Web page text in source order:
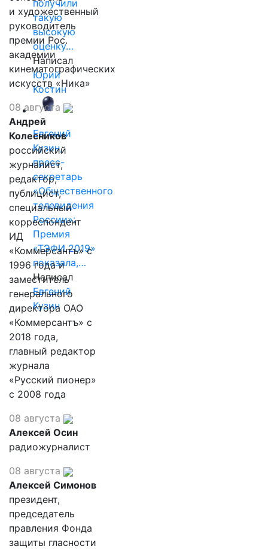
получили
такую
высокую
оценку…
Написал
Юрий
Костин
Евгений
Кузин,
пресс-
секретарь
«Общественного
телевидения
России»:
Премия
«ТЭФИ 2019»
показала,…
Написал
Евгений
Кузин
и художественный
руководитель
премии Рос.
академии
кинематографических
искусств «Ника»
08 августа
Андрей
Колесников
российский
журналист,
редактор,
публицист,
специальный
корреспондент
ИД
«Коммерсантъ» с
1996 года и
заместитель
генерального
директора ОАО
«Коммерсантъ» с
2018 года,
главный редактор
журнала
«Русский пионер»
с 2008 года
08 августа
Алексей Осин
радиожурналист
08 августа
Алексей Симонов
президент,
председатель
правления Фонда
защиты гласности